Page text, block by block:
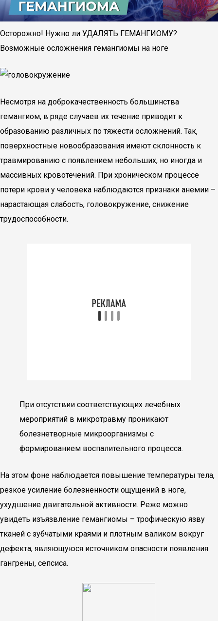
Осторожно! Нужно ли УДАЛЯТЬ ГЕМАНГИОМУ?
Возможные осложнения гемангиомы на ноге
Несмотря на доброкачественность большинства
гемангиом, в ряде случаев их течение приводит к
образованию различных по тяжести осложнений. Так,
поверхностные новообразования имеют склонность к
травмированию с появлением небольших, но иногда и
массивных кровотечений. При хроническом процессе
потери крови у человека наблюдаются признаки анемии –
нарастающая слабость, головокружение, снижение
трудоспособности.
При отсутствии соответствующих лечебных
мероприятий в микротравму проникают
болезнетворные микроорганизмы с
формированием воспалительного процесса.
На этом фоне наблюдается повышение температуры тела,
резкое усиление болезненности ощущений в ноге,
ухудшение двигательной активности. Реже можно
увидеть изъязвление гемангиомы – трофическую язву
тканей с зубчатыми краями и плотным валиком вокруг
дефекта, являющуюся источником опасности появления
гангрены, сепсиса.